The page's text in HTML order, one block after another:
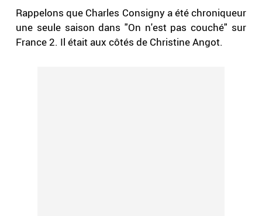
Rappelons que Charles Consigny a été chroniqueur
une seule saison dans "On n'est pas couché" sur
France 2. Il était aux côtés de Christine Angot.